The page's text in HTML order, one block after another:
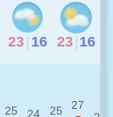
23 16 23 16